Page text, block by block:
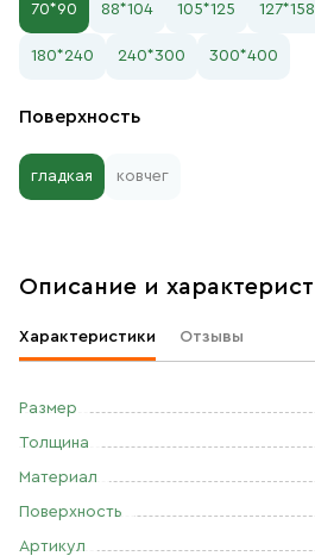
70*90 88*104 105*125 127*158
180*240 240*300 300*400
Поверхность
гладкая ковчег
Описание и
Характеристики Отзывы
Размер
Толщина
Материал
Поверхность
Артикул